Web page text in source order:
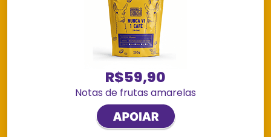
R$59,90
Notas de frutas amarelas